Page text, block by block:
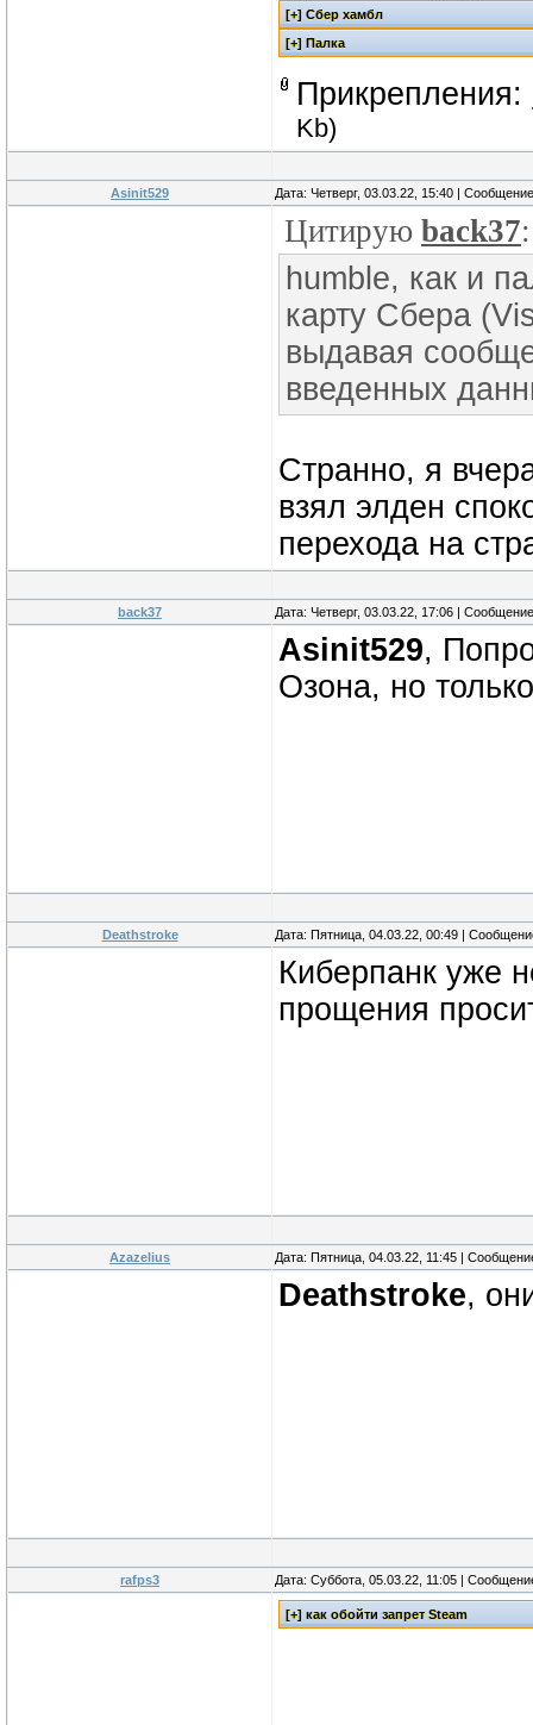
Прикрепления:
Kb)
Asinit529 Дата: Четверг, 03.03.22, 15:40 |
Цитирую back37:
humble, как и
карту Сбера
выдавая
введенных
Странно, я
взял элден
перехода на
back37 Дата: Четверг, 03.03.22, 17:06 |
Asinit529,
Озона, но
Deathstroke Дата: Пятница, 04.03.22, 00:49 |
Киберпанк уже
прощения
Azazelius Дата: Пятница, 04.03.22, 11:45 |
Deathstroke,
rafps3 Дата: Суббота, 05.03.22, 11:05 |